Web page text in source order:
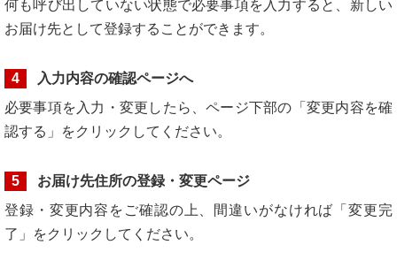
何も呼び出していない状態で必要事項を入力すると、新しい
お届け先として登録することができます。
4
入力内容の確認ページへ
必要事項を入力・変更したら、ページ下部の「変更内容を確
認する」をクリックしてください。
5
お届け先住所の登録・変更ページ
登録・変更内容をご確認の上、間違いがなければ「変更完
了」をクリックしてください。